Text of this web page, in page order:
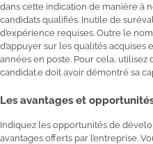
dans cette indication de manière à
candidats qualifiés. Inutile de
d’expérience requises. Outre le
d’appuyer sur les qualités
années en poste. Pour cela, utilisez
candidat.e doit avoir démontré sa
Les avantages et
Indiquez les opportunités de
avantages offerts par l’entreprise.